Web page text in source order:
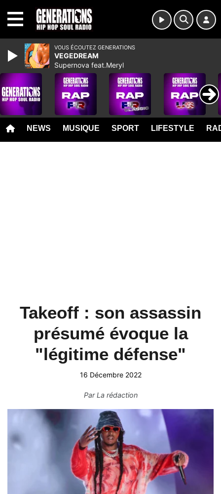
NEWS MUSIQUE SPORT LIFESTYLE
Takeoff : son assassin
présumé évoque la
"légitime défense"
16 Décembre 2022
ParLa rédaction
VOUS ÉCOUTEZ GENERATIONS
VEGEDREAM
Supernova feat.Meryl